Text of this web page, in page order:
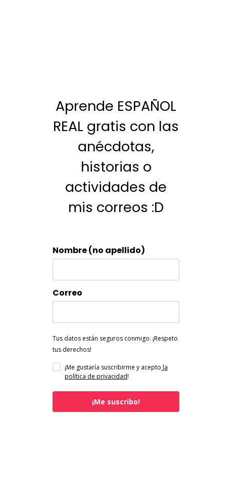
Aprende ESPAÑOL
REAL gratis con las
anécdotas,
historias o
actividades de
mis correos :D
Nombre (no apellido)
Correo
Tus datos están seguros conmigo. ¡Respeto
tus derechos!
¡Me gustaría suscribirme y acepto la
política de privacidad!
¡Me suscribo!